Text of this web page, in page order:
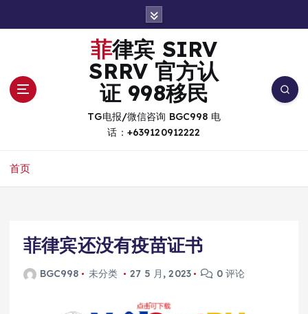
菲律宾 SIRV
SRRV 官方认
证 998移民
TG电报/微信咨询 BGC998 电
话：+639120912222
首页
菲律宾还没有疫苗证书
BGC998 未分类 27 5 月, 2023 0 评论